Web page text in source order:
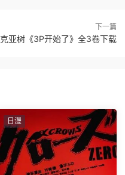
下一篇
克亚树《3P开始了》全3卷下载
日漫